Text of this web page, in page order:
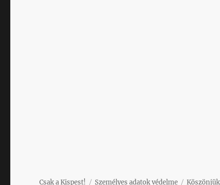
Csak a Kispest! Személyes adatok védelme